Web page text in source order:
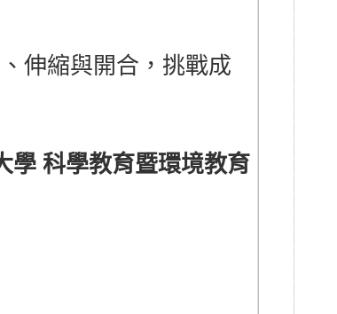
伸縮與開合，挑戰成
學 科學教育暨環境教育